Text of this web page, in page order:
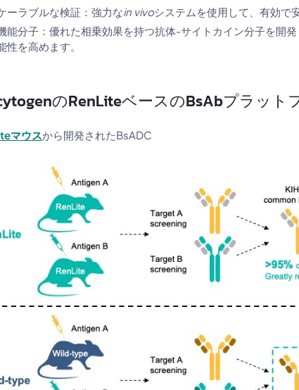
ーラブルな検証：強力なin vivoシステムを使用して、有効で
能分子：優れた相乗効果を持つ抗体-サイトカイン分子を開
性を高めます。
のRenLiteベースのBsAbプラット
マウスから開発されたBsADC